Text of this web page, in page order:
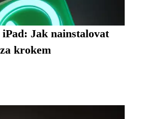
Jak nainstalovat
krokem